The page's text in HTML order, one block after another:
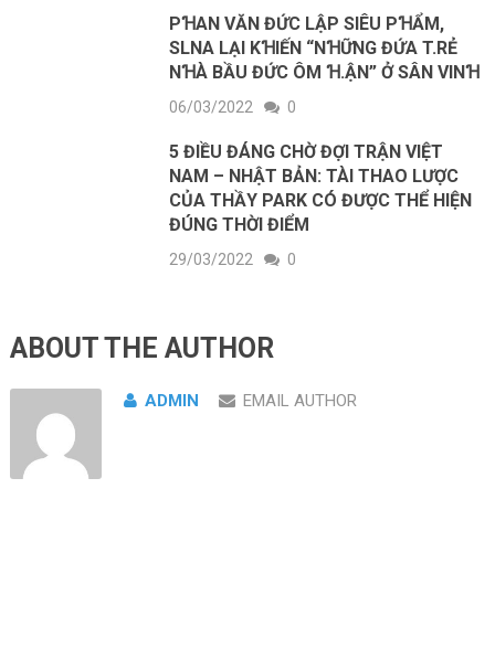
PꞪAN VĂN ĐỨC LẬP SIÊU PꞪẨM,
SLNA LẠI KꞪIẾN “NꞪỮNG ĐỨA T.RẺ
NꞪÀ BẦU ĐỨC ÔM Ɦ.ẬN” Ở SÂN VINꞪ
06/03/2022 0
5 ĐIỀU ĐÁNG CHỜ ĐỢI TRẬN VIỆT
NAM – NHẬT BẢN: TÀI THAO LƯỢC
CỦA THẦY PARK CÓ ĐƯỢC THỂ HIỆN
ĐÚNG THỜI ĐIỂM
29/03/2022 0
ABOUT THE AUTHOR
ADMIN EMAIL AUTHOR